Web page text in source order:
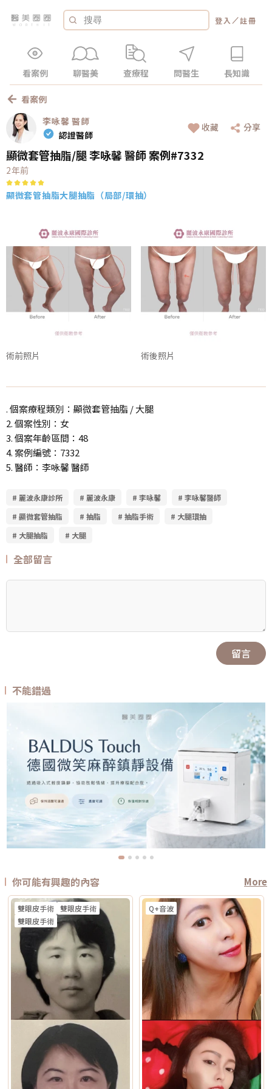
登入 ／註冊
看案例 聊醫美 查療程 問醫生 長知識
看案例
李咏馨 醫師
認證醫師
收藏 分享
顯微套管抽脂/腿 李咏馨 醫師 案例#7332
2年前
顯微套管抽脂大腿抽脂（局部/環抽）
術前照片 術後照片
. 個案療程類別：顯微套管抽脂 / 大腿
2. 個案性別：女
3. 個案年齡區間：48
4. 案例編號：7332
5. 醫師：李咏馨 醫師
# 麗波永康診所 # 麗波永康 # 李咏馨
# 李咏馨醫師
# 顯微套管抽脂
# 抽脂 # 抽脂手術
# 大腿環抽
# 大腿抽脂
# 大腿
全部留言
留言
不能錯過
你可能有興趣的內容 More
雙眼皮手術 雙眼皮手術
雙眼皮手術
Q+音波